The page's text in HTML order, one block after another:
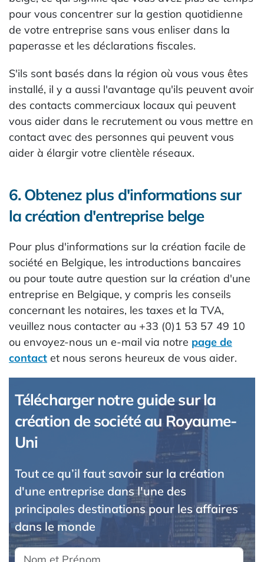
pour vous concentrer sur la gestion quotidienne
de votre entreprise sans vous enliser dans la
paperasse et les déclarations fiscales.
S'ils sont basés dans la région où vous vous êtes
installé, il y a aussi l'avantage qu'ils peuvent avoir
des contacts commerciaux locaux qui peuvent
vous aider dans le recrutement ou vous mettre en
contact avec des personnes qui peuvent vous
aider à élargir votre clientèle réseaux.
6. Obtenez plus d'informations sur
la création d'entreprise belge
Pour plus d'informations sur la création facile de
société en Belgique, les introductions bancaires
ou pour toute autre question sur la création d'une
entreprise en Belgique, y compris les conseils
concernant les notaires, les taxes et la TVA,
veuillez nous contacter au +33 (0)1 53 57 49 10
ou envoyez-nous un e-mail via notre page de
contact et nous serons heureux de vous aider.
Télécharger notre guide sur la
création de société au Royaume-
Uni
Tout ce qu’il faut savoir sur la création
d'une entreprise dans l'une des
principales destinations pour les affaires
dans le monde